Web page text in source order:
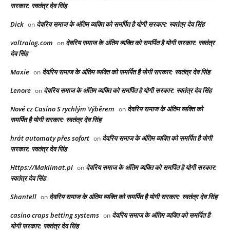
सरकार: स्वतंत्र देव सिंह
Dick on देवरिय समाज के अंतिम व्यक्ति को समर्पित है योगी सरकार: स्वतंत्र देव सिंह
valtralog.com on देवरिय समाज के अंतिम व्यक्ति को समर्पित है योगी सरकार: स्वतंत्र
देव सिंह
Maxie on देवरिय समाज के अंतिम व्यक्ति को समर्पित है योगी सरकार: स्वतंत्र देव सिंह
Lenore on देवरिय समाज के अंतिम व्यक्ति को समर्पित है योगी सरकार: स्वतंत्र देव सिंह
Nové cz Casino S rychlým Výběrem on देवरिय समाज के अंतिम व्यक्ति को
समर्पित है योगी सरकार: स्वतंत्र देव सिंह
hrát automaty přes sofort on देवरिय समाज के अंतिम व्यक्ति को समर्पित है योगी
सरकार: स्वतंत्र देव सिंह
Https://Maklimat.pl on देवरिय समाज के अंतिम व्यक्ति को समर्पित है योगी सरकार:
स्वतंत्र देव सिंह
Shantell on देवरिय समाज के अंतिम व्यक्ति को समर्पित है योगी सरकार: स्वतंत्र देव सिंह
casino craps betting systems on देवरिय समाज के अंतिम व्यक्ति को समर्पित है
योगी सरकार: स्वतंत्र देव सिंह